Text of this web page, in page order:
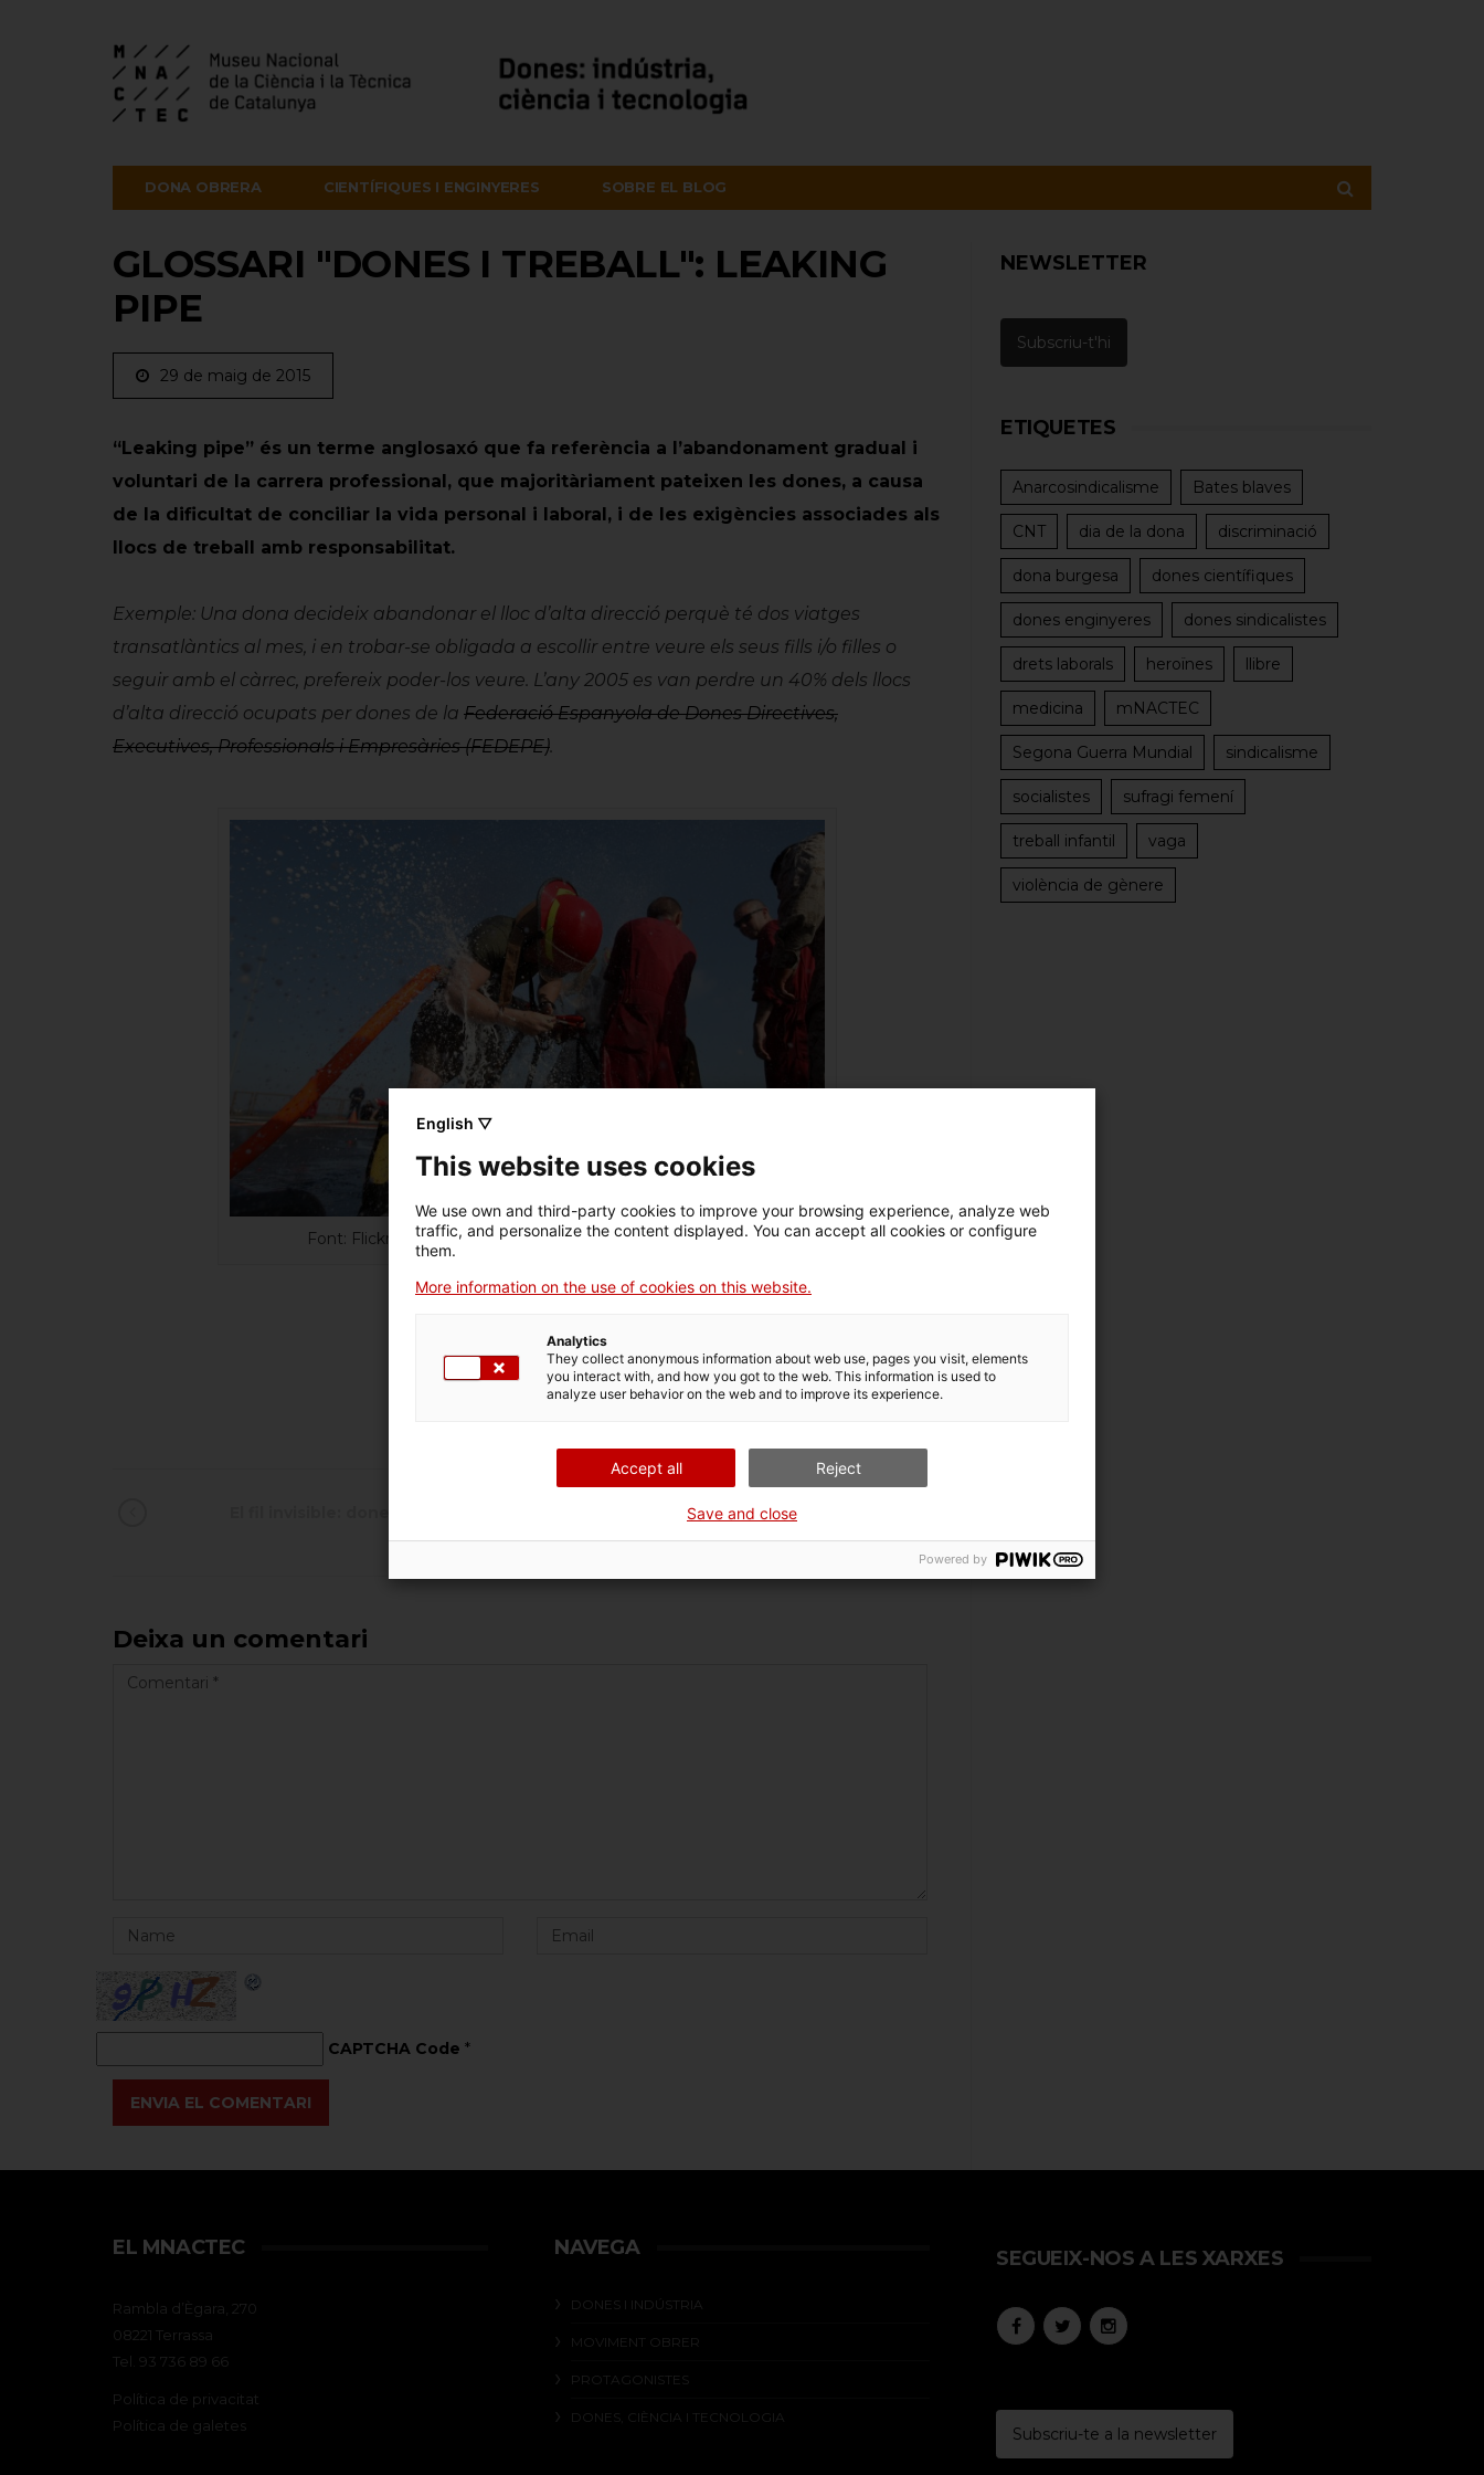
DONA OBRERA CIENTÍFIQUES I ENGINYERES SOBRE EL BLOG
GLOSSARI "DONES I TREBALL": LEAKING
PIPE
29 de maig de 2015
“Leaking pipe” és un terme anglosaxó que fa referència a l’abandonament gradual i
voluntari de la carrera professional, que majoritàriament pateixen les dones, a causa
de la dificultat de conciliar la vida personal i laboral, i de les exigències associades als
llocs de treball amb responsabilitat.
Exemple: Una dona decideix abandonar el lloc d’alta direcció perquè té dos viatges
transatlàntics al mes, i en trobar-se obligada a escollir entre veure els seus fills i/o filles o
seguir amb el càrrec, prefereix poder-los veure. L’any 2005 es van perdre un 40% dels llocs
d’alta direcció ocupats per dones de la Federació Espanyola de Dones Directives,
Executives, Professionals i Empresàries (FEDEPE).
Font: Flickr CC BY 2.0 US Naval Forces Central Command
Laura Tremosa, la segona enginyera
Deixa un comentari
CAPTCHA Code *
ENVIA EL COMENTARI
NEWSLETTER
Subscriu-t'hi
ETIQUETES
Anarcosindicalisme Bates blaves
CNT dia de la dona discriminació
dona burgesa dones científiques
dones enginyeres dones sindicalistes
drets laborals heroïnes llibre
medicina mNACTEC
Segona Guerra Mundial sindicalisme
socialistes sufragi femení
treball infantil vaga
violència de gènere
EL MNACTEC
Rambla d’Ègara, 270
08221 Terrassa
Tel. 93 736 89 66
Política de privacitat
Política de galetes
NAVEGA
DONES I INDÚSTRIA
MOVIMENT OBRER
PROTAGONISTES
DONES, CIÈNCIA I TECNOLOGIA
SEGUEIX-NOS A LES XARXES
Subscriu-te a la newsletter
English ▽
This website uses cookies
We use own and third-party cookies to improve your browsing experience, analyze web
traffic, and personalize the content displayed. You can accept all cookies or configure
them.
More information on the use of cookies on this website.
Analytics
They collect anonymous information about web use, pages you visit, elements
you interact with, and how you got to the web. This information is used to
analyze user behavior on the web and to improve its experience.
Accept all Reject
Save and close
Powered by